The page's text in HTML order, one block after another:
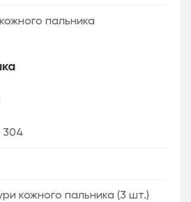
пальника
304
кожного пальника (3 шт.)